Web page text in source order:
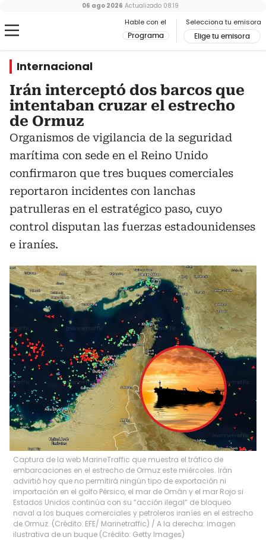
Hable con el
Programa
Selecciona tu emisora
Elige tu emisora
06 ago 2026 Actualizado 08:19
Internacional
Irán interceptó dos barcos que
intentaban cruzar el estrecho
de Ormuz
Organismos de vigilancia de la seguridad
marítima con sede en el Reino Unido
confirmaron que tres buques comerciales
reportaron incidentes con lanchas
patrulleras en el estratégico paso, cuyo
control disputan las fuerzas estadounidenses
e iraníes.
Captura de la web MarineTraffic que muestra el tráfico de
embarcaciones en el estrecho de Ormuz este miércoles. Irán
advirtió hoy que no permitirá ningún tipo de exportación ni
importación en el golfo Pérsico, el mar de Omán y el mar Rojo si
Estados Unidos continúa con su “acción ilegal” de bloqueo
naval a los buques comerciales y petroleros iraníes en el estrecho
de Ormuz. (Crédito: EFE/ Marinetraffic) / A la derecha: Imagen
ilustrativa de un buque (Crédito: Getty Images)